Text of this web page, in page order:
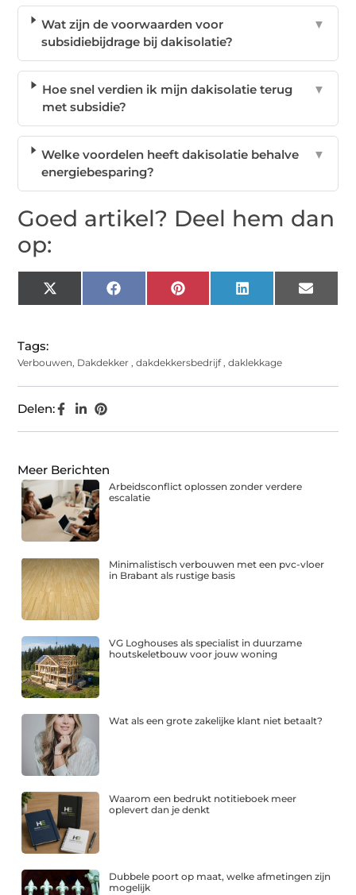
Wat zijn de voorwaarden voor
subsidiebijdrage bij dakisolatie?
▼
Hoe snel verdien ik mijn dakisolatie terug
met subsidie?
▼
Welke voordelen heeft dakisolatie behalve
energiebesparing?
▼
Goed artikel? Deel hem dan
op:
X
(Twitter)
Facebook Pinterest LinkedIn Email
Tags:
Verbouwen, Dakdekker ,dakdekkersbedrijf,daklekkage
Delen:
Meer Berichten
Arbeidsconflict oplossen zonder verdere
escalatie
Minimalistisch verbouwen met een pvc-vloer
in Brabant als rustige basis
VG Loghouses als specialist in duurzame
houtskeletbouw voor jouw woning
Wat als een grote zakelijke klant niet betaalt?
Waarom een bedrukt notitieboek meer
oplevert dan je denkt
Dubbele poort op maat, welke afmetingen zijn
mogelijk